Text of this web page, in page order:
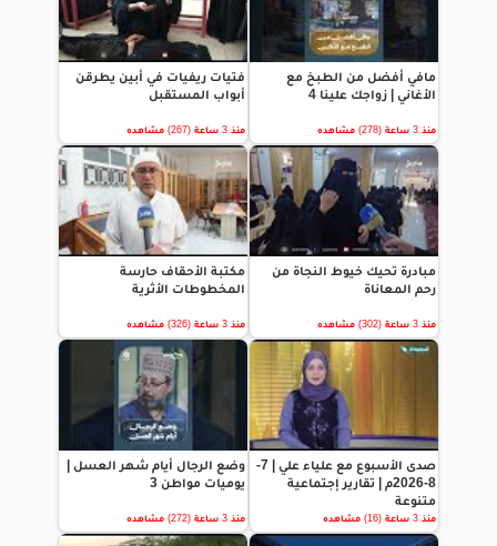
مافي أفضل من الطبخ مع
الأغاني | زواجك علينا 4
منذ 3 ساعة (278) مشاهده
فتيات ريفيات في أبين يطرقن
أبواب المستقبل
منذ 3 ساعة (267) مشاهده
مبادرة تحيك خيوط النجاة من
رحم المعاناة
منذ 3 ساعة (302) مشاهده
مكتبة الأحقاف حارسة
المخطوطات الأثرية
منذ 3 ساعة (326) مشاهده
صدى الأسبوع مع علياء علي | 7-
8-2026م | تقارير إجتماعية
متنوعة
منذ 3 ساعة (16) مشاهده
وضع الرجال أيام شهر العسل |
يوميات مواطن 3
منذ 3 ساعة (272) مشاهده